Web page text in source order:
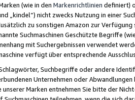
(wie in den Markenrichtlinien definiert)
„kindel“) nicht zwecks Nutzung in einer
zu sonstigen Amazon zur
Suchmaschinen Geschützte Begriffe
mit Suchergebnissen verwendet
verfügt über entsprechende
Suchbegriffe oder andere
Unternehmen oder
unserer Marken entnehmen Sie bitte der